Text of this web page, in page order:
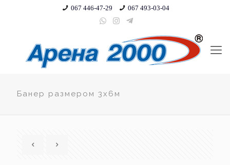
067 446-47-29 067 493-03-04
Банер размером 3х6м